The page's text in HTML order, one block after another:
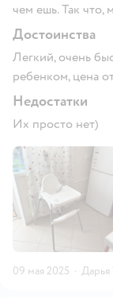
чем ешь. Так
Достоинства
Легкий, очень
ребенком, цена
Недостатки
Их просто нет)
09 мая 2025 · Дарья